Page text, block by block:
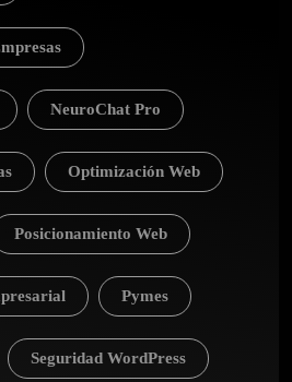
NeuroChat Pro
Optimización Web
Posicionamiento Web
Pymes
Seguridad WordPress